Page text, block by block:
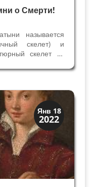
о Смерти!
называется
скелет) и
скелет из
для изучения
Янв 18
2022